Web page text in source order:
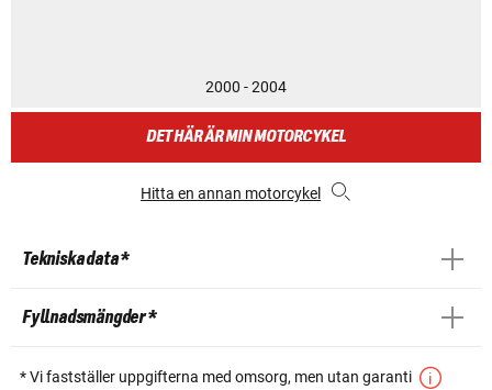
2000 - 2004
DET HÄR ÄR MIN MOTORCYKEL
Hitta en annan motorcykel
Tekniska data *
Fyllnadsmängder *
* Vi fastställer uppgifterna med omsorg, men utan garanti